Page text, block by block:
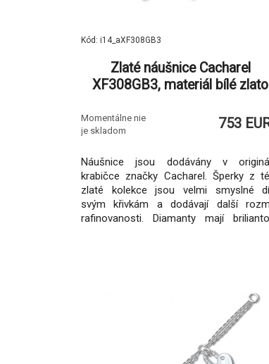
Kód: i14_aXF308GB3
Zlaté náušnice Cacharel
XF308GB3, materiál bílé zlato
Momentálne nie
je skladom
753
Náušnice jsou dodávány v
krabičce značky Cacharel. Šperky z
zlaté kolekce jsou velmi smyslné
svým křivkám a dodávají další
rafinovanosti. Diamanty mají